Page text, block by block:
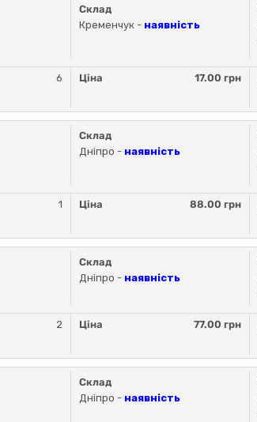
Склад
Кременчук - наявність
6 Ціна 17.00 грн
Склад
Дніпро - наявність
1 Ціна 88.00 грн
Склад
Дніпро - наявність
2 Ціна 77.00 грн
Склад
Дніпро - наявність